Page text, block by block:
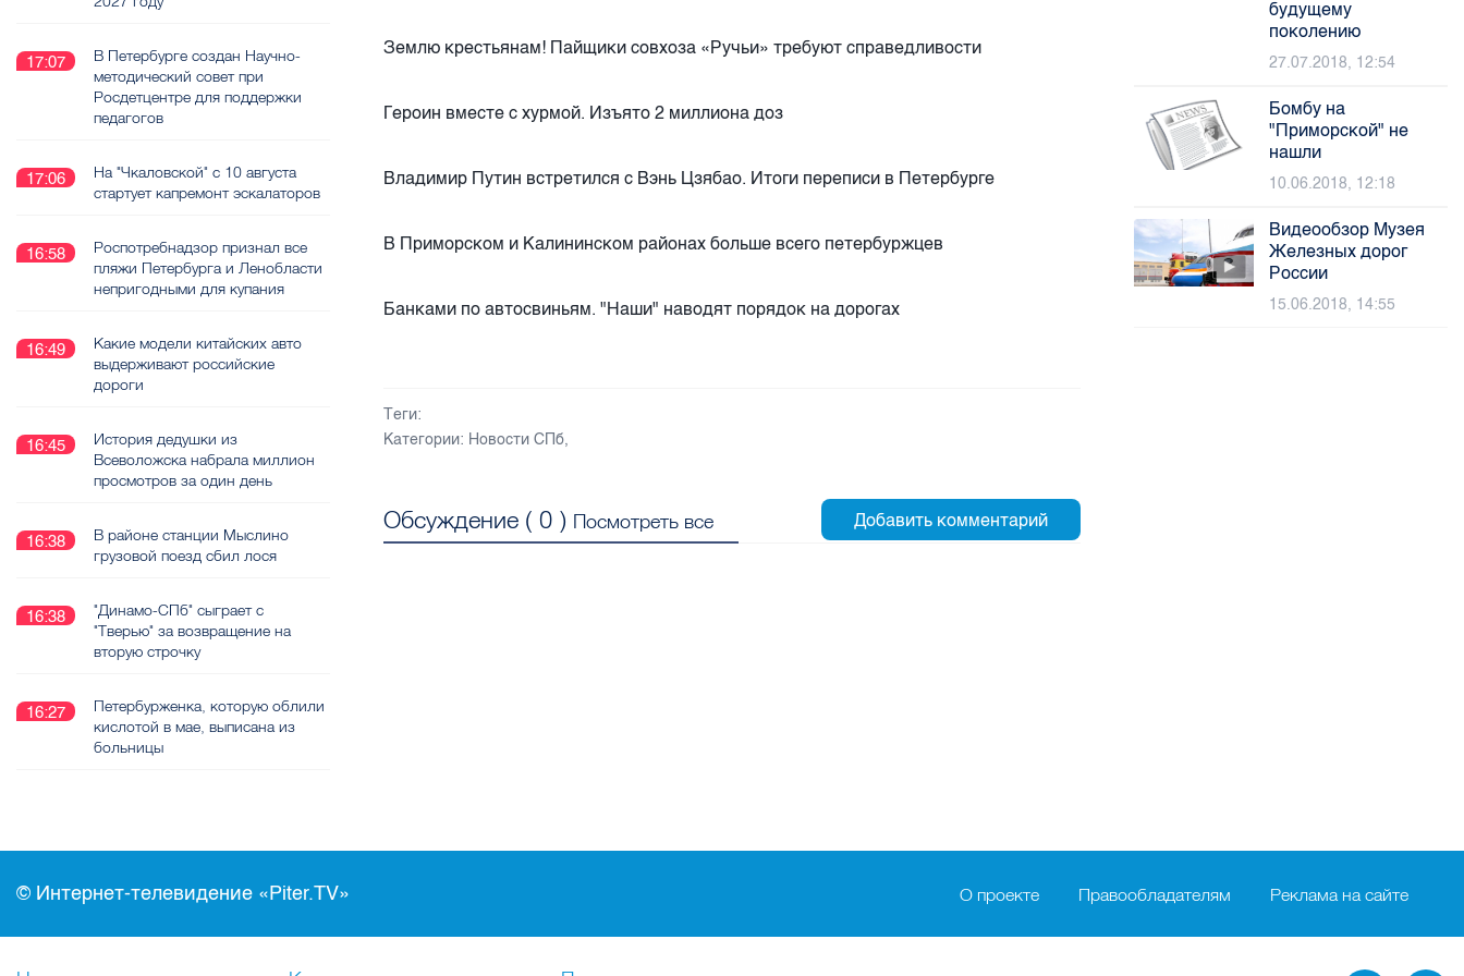
Землю крестьянам! Пайщики совхоза «Ручьи» требуют справедливости
Героин вместе с хурмой. Изъято 2 миллиона доз
Владимир Путин встретился с Вэнь Цзябао. Итоги переписи в Петербурге
В Приморском и Калининском районах больше всего петербуржцев
Банками по автосвиньям. "Наши" наводят порядок на дорогах
Теги:
Категории: Новости СПб,
Обсуждение (0 ) Посмотреть все
17:07
В Петербурге создан Научно-
методический совет при
Росдетцентре для поддержки
педагогов
17:06
На "Чкаловской" с 10 августа
стартует капремонт эскалаторов
16:58
Роспотребнадзор признал все
пляжи Петербурга и Ленобласти
непригодными для купания
16:49
Какие модели китайских авто
выдерживают российские
дороги
16:45
История дедушки из
Всеволожска набрала миллион
просмотров за один день
16:38
В районе станции Мыслино
грузовой поезд сбил лося
16:38
"Динамо-СПб" сыграет с
"Тверью" за возвращение на
вторую строчку
16:27
Петербурженка, которую облили
кислотой в мае, выписана из
больницы
будущему
поколению
27.07.2018, 12:54
Бомбу на
"Приморской" не
нашли
10.06.2018, 12:18
Видеообзор Музея
Железных дорог
России
15.06.2018, 14:55
© Интернет-телевидение «Piter.TV» О проекте Правообладателям Реклама на сайте